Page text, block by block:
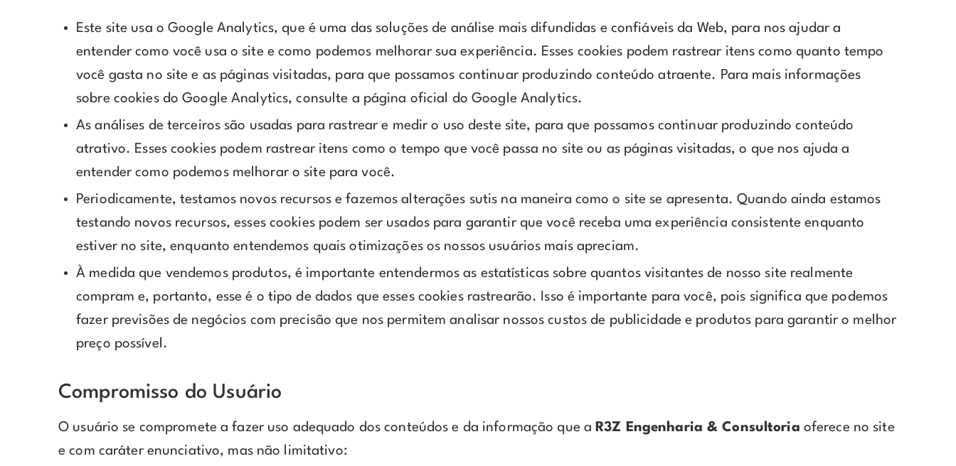
Este site usa o Google Analytics, que é uma das soluções de análise mais difundidas e confiáveis da Web, para nos ajudar a
entender como você usa o site e como podemos melhorar sua experiência. Esses cookies podem rastrear itens como quanto tempo
você gasta no site e as páginas visitadas, para que possamos continuar produzindo conteúdo atraente. Para mais informações
sobre cookies do Google Analytics, consulte a página oficial do Google Analytics.
As análises de terceiros são usadas para rastrear e medir o uso deste site, para que possamos continuar produzindo conteúdo
atrativo. Esses cookies podem rastrear itens como o tempo que você passa no site ou as páginas visitadas, o que nos ajuda a
entender como podemos melhorar o site para você.
Periodicamente, testamos novos recursos e fazemos alterações sutis na maneira como o site se apresenta. Quando ainda estamos
testando novos recursos, esses cookies podem ser usados para garantir que você receba uma experiência consistente enquanto
estiver no site, enquanto entendemos quais otimizações os nossos usuários mais apreciam.
À medida que vendemos produtos, é importante entendermos as estatísticas sobre quantos visitantes de nosso site realmente
compram e, portanto, esse é o tipo de dados que esses cookies rastrearão. Isso é importante para você, pois significa que podemos
fazer previsões de negócios com precisão que nos permitem analisar nossos custos de publicidade e produtos para garantir o melhor
preço possível.
Compromisso do Usuário
O usuário se compromete a fazer uso adequado dos conteúdos e da informação que aR3Z Engenharia & Consultoria oferece no site
e com caráter enunciativo, mas não limitativo: